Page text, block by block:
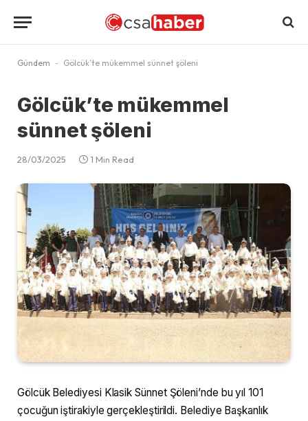
Gündem - Gölcük’te mükemmel sünnet şöleni
Gölcük’te mükemmel
sünnet şöleni
28/03/2025 1 Min Read
Gölcük Belediyesi Klasik Sünnet Şöleni’nde bu yıl 101
çocuğun iştirakiyle gerçekleştirildi. Belediye Başkanlık